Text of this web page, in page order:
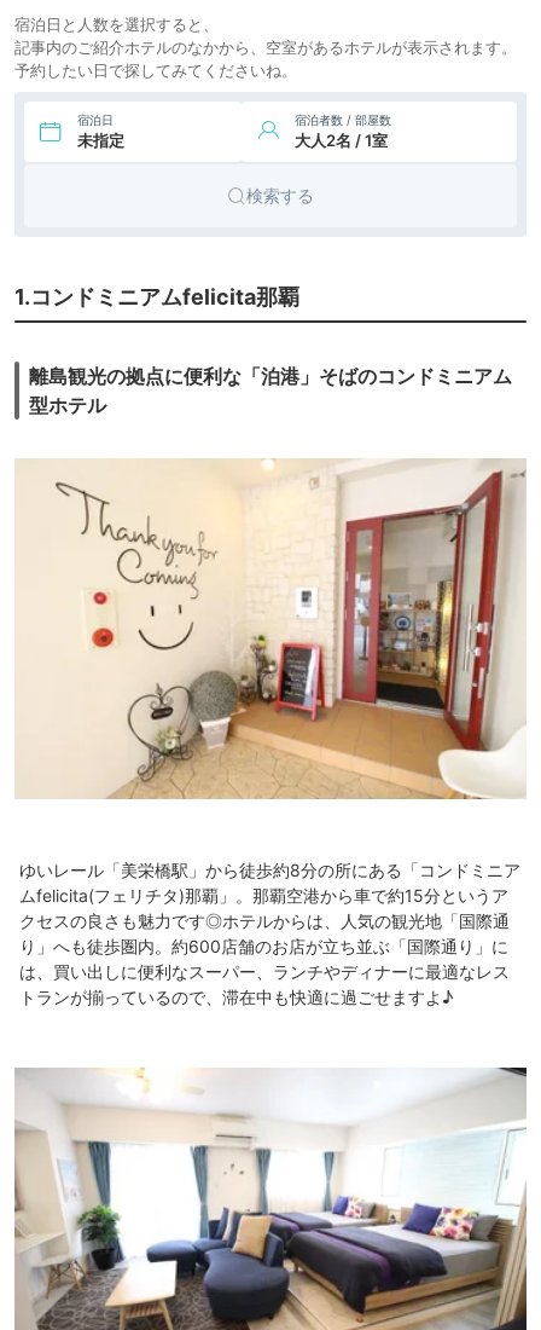
7.コンドミニアム
GOLFGOLF壺屋
（旧：ホワイトテラ
ス壺屋）
icotto 楽天トラベル
ィラ・コ
ンドミニ
宿泊日と人数を選択すると、
記事内のご紹介ホテルのなかから、空室があるホテルが表示されます。
予約したい日で探してみてくださいね。
宿泊日
未指定
宿泊者数 / 部屋数
大人2名 / 1室
検索する
1.コンドミニアムfelicita那覇
離島観光の拠点に便利な「泊港」そばのコンドミニアム
型ホテル
ゆいレール「美栄橋駅」から徒歩約8分の所にある「コンドミニア
ムfelicita(フェリチタ)那覇」。那覇空港から車で約15分というア
クセスの良さも魅力です◎ホテルからは、人気の観光地「国際通
り」へも徒歩圏内。約600店舗のお店が立ち並ぶ「国際通り」に
は、買い出しに便利なスーパー、ランチやディナーに最適なレス
トランが揃っているので、滞在中も快適に過ごせますよ♪